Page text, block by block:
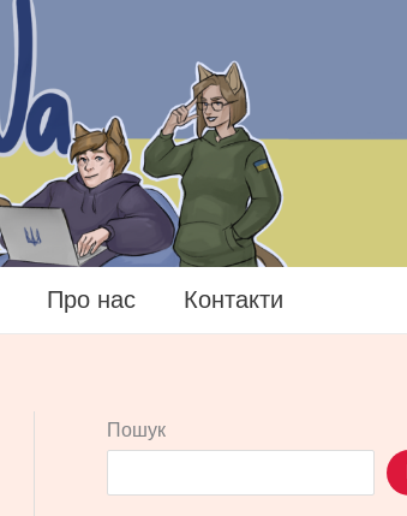
Про нас Контакти
Пошук